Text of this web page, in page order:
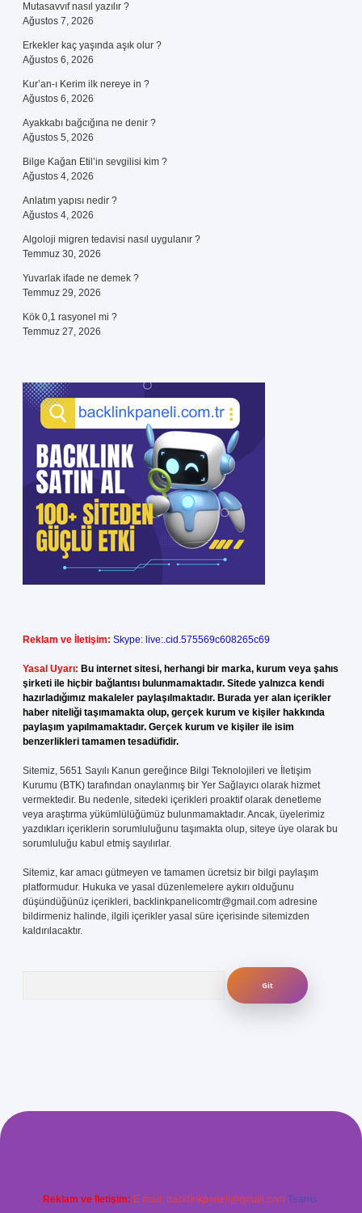
Mutasavvıf nasıl yazılır ?
Ağustos 7, 2026
Erkekler kaç yaşında aşık olur ?
Ağustos 6, 2026
Kur’an-ı Kerim ilk nereye in ?
Ağustos 6, 2026
Ayakkabı bağcığına ne denir ?
Ağustos 5, 2026
Bilge Kağan Etil’in sevgilisi kim ?
Ağustos 4, 2026
Anlatım yapısı nedir ?
Ağustos 4, 2026
Algoloji migren tedavisi nasıl uygulanır ?
Temmuz 30, 2026
Yuvarlak ifade ne demek ?
Temmuz 29, 2026
Kök 0,1 rasyonel mi ?
Temmuz 27, 2026
Reklam ve İletişim: Skype: live:.cid.575569c608265c69
Yasal Uyarı: Bu internet sitesi, herhangi bir marka, kurum veya şahıs
şirketi ile hiçbir bağlantısı bulunmamaktadır. Sitede yalnızca kendi
hazırladığımız makaleler paylaşılmaktadır. Burada yer alan içerikler
haber niteliği taşımamakta olup, gerçek kurum ve kişiler hakkında
paylaşım yapılmamaktadır. Gerçek kurum ve kişiler ile isim
benzerlikleri tamamen tesadüfidir.
Sitemiz, 5651 Sayılı Kanun gereğince Bilgi Teknolojileri ve İletişim
Kurumu (BTK) tarafından onaylanmış bir Yer Sağlayıcı olarak hizmet
vermektedir. Bu nedenle, sitedeki içerikleri proaktif olarak denetleme
veya araştırma yükümlülüğümüz bulunmamaktadır. Ancak, üyelerimiz
yazdıkları içeriklerin sorumluluğunu taşımakta olup, siteye üye olarak bu
sorumluluğu kabul etmiş sayılırlar.
Sitemiz, kar amacı gütmeyen ve tamamen ücretsiz bir bilgi paylaşım
platformudur. Hukuka ve yasal düzenlemelere aykırı olduğunu
düşündüğünüz içerikleri, backlinkpanelicomtr@gmail.com adresine
bildirmeniz halinde, ilgili içerikler yasal süre içerisinde sitemizden
kaldırılacaktır.
Reklam ve İletişim: E-mail: backlinkpaneli@gmail.com Teams: